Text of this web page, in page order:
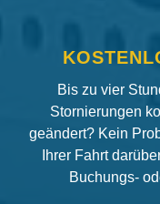
Bis zu vier
Stornierungen
geändert? Kein
Ihrer Fahrt
Buchungs-